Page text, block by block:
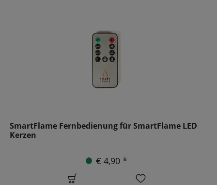
SmartFlame Fernbedienung für SmartFlame LED
Kerzen
€ 4,90 *